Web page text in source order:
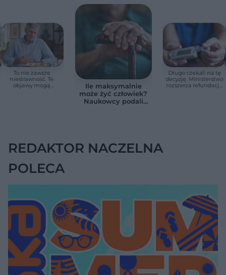
To nie zawsze
niestrawność. Te
objawy mogą
Ile maksymalnie
może żyć człowiek?
Naukowcy podali
Długo czekali na tę
decyzję. Ministerstwo
rozszerza refundację
REDAKTOR NACZELNA
POLECA